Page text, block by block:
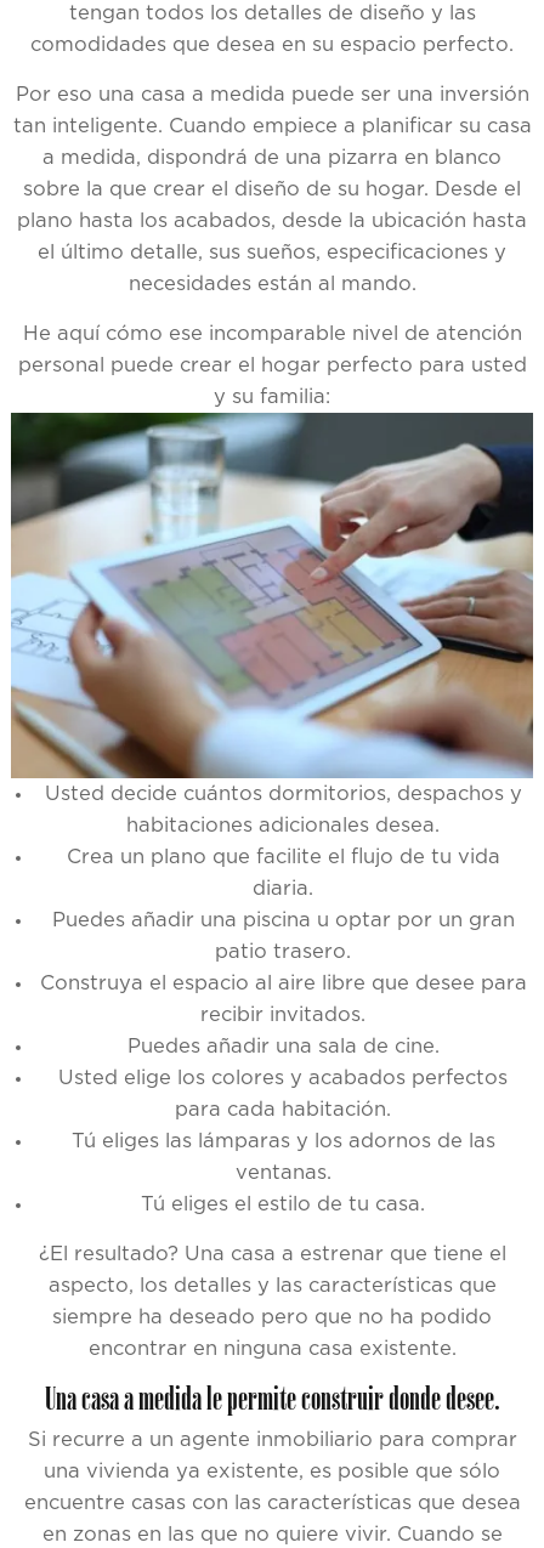
tengan todos los detalles de diseño y las
comodidades que desea en su espacio perfecto.
Por eso una casa a medida puede ser una inversión
tan inteligente. Cuando empiece a planificar su casa
a medida, dispondrá de una pizarra en blanco
sobre la que crear el diseño de su hogar. Desde el
plano hasta los acabados, desde la ubicación hasta
el último detalle, sus sueños, especificaciones y
necesidades están al mando.
He aquí cómo ese incomparable nivel de atención
personal puede crear el hogar perfecto para usted
y su familia:
Usted decide cuántos dormitorios, despachos y
habitaciones adicionales desea.
Crea un plano que facilite el flujo de tu vida
diaria.
Puedes añadir una piscina u optar por un gran
patio trasero.
Construya el espacio al aire libre que desee para
recibir invitados.
Puedes añadir una sala de cine.
Usted elige los colores y acabados perfectos
para cada habitación.
Tú eliges las lámparas y los adornos de las
ventanas.
Tú eliges el estilo de tu casa.
¿El resultado? Una casa a estrenar que tiene el
aspecto, los detalles y las características que
siempre ha deseado pero que no ha podido
encontrar en ninguna casa existente.
Una casa a medida le permite construir donde desee.
Si recurre a un agente inmobiliario para comprar
una vivienda ya existente, es posible que sólo
encuentre casas con las características que desea
en zonas en las que no quiere vivir. Cuando se